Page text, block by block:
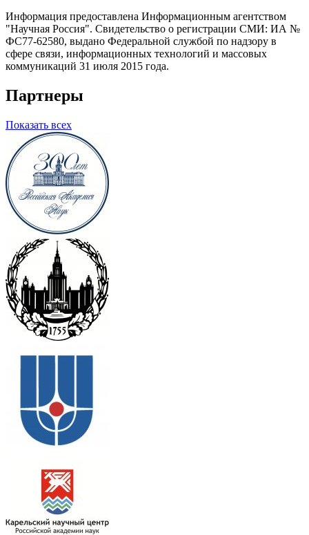
Информация предоставлена Информационным агентством
"Научная Россия". Свидетельство о регистрации СМИ: ИА №
ФС77-62580, выдано Федеральной службой по надзору в
сфере связи, информационных технологий и массовых
коммуникаций 31 июля 2015 года.
Партнеры
Показать всех